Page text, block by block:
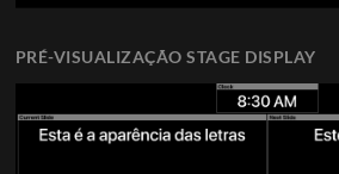
PRÉ-VISUALIZAÇÃO STAGE DISPLAY